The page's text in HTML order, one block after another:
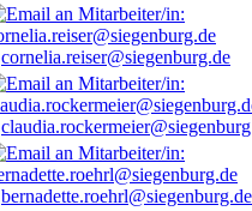
cornelia.reiser@siegenburg.de
bernadette.roehrl@siegenburg.de